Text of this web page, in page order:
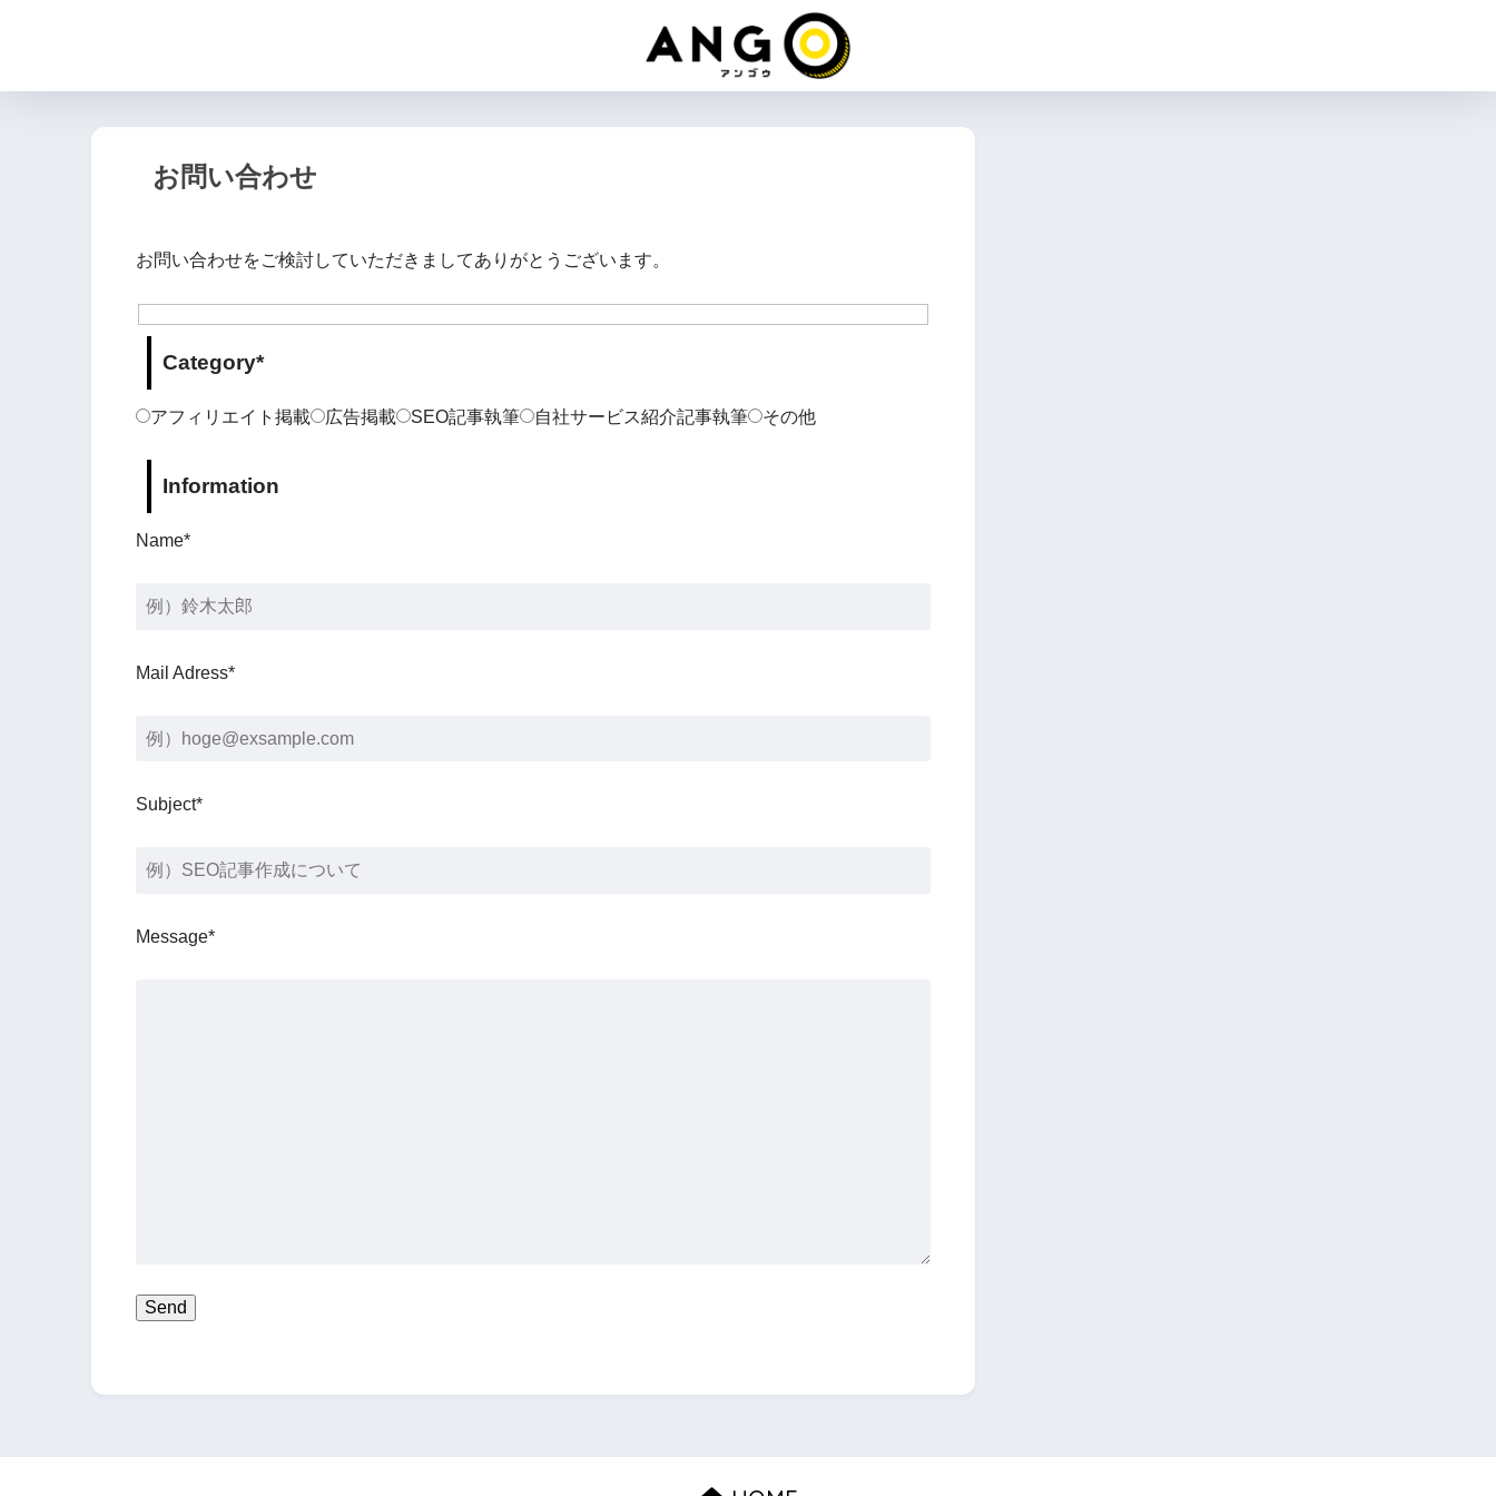
お問い合わせ
お問い合わせをご検討していただきましてありがとうございます。
Category*
アフィリエイト掲載 広告掲載 SEO記事執筆 自社サービス紹介記事執筆 その他
Information
Name*
Mail Adress*
Subject*
Message*